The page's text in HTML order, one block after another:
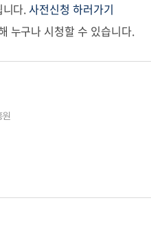
니다.사전신청 하러가기
누구나 시청할 수 있습니다.